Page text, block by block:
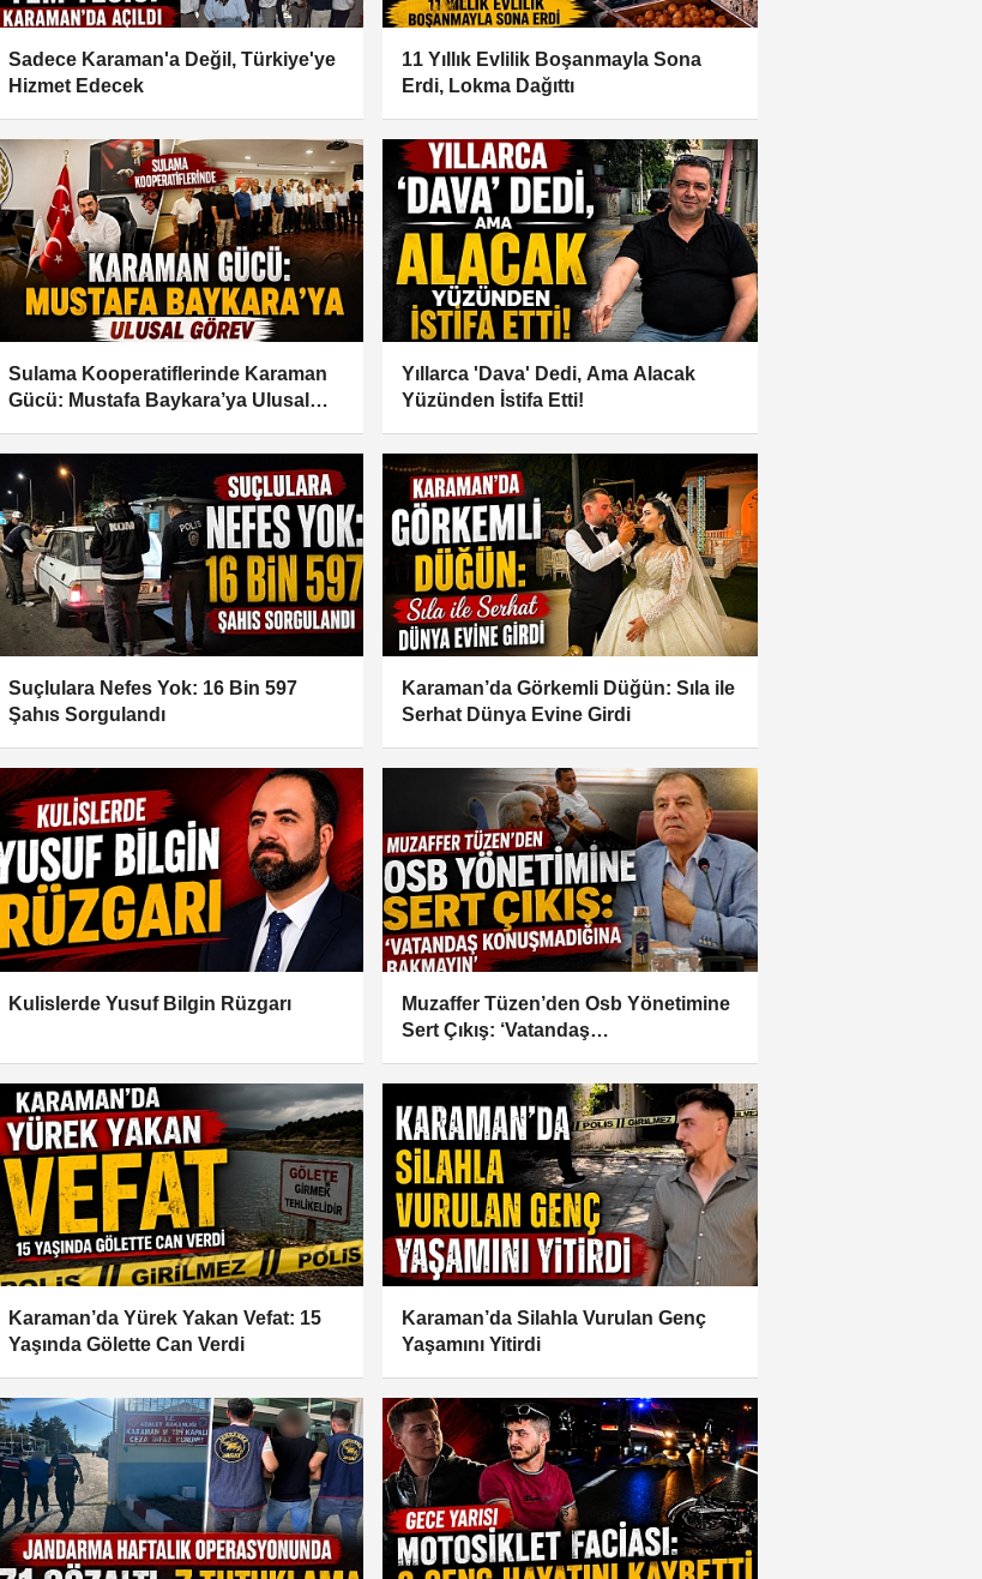
Sadece Karaman'a Değil, Türkiye'ye
Hizmet Edecek
11 Yıllık Evlilik Boşanmayla Sona
Erdi, Lokma Dağıttı
Sulama Kooperatiflerinde Karaman
Gücü: Mustafa Baykara’ya Ulusal
Yıllarca 'Dava' Dedi, Ama Alacak
Yüzünden İstifa Etti!
Suçlulara Nefes Yok: 16 Bin 597
Şahıs Sorgulandı
Karaman’da Görkemli Düğün: Sıla ile
Serhat Dünya Evine Girdi
Kulislerde Yusuf Bilgin Rüzgarı
Muzaffer Tüzen’den Osb Yönetimine
Sert Çıkış: ‘Vatandaş
Karaman’da Yürek Yakan Vefat: 15
Yaşında Gölette Can Verdi
Karaman’da Silahla Vurulan Genç
Yaşamını Yitirdi